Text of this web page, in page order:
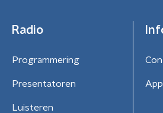
Radio
Programmering
Presentatoren
Luisteren